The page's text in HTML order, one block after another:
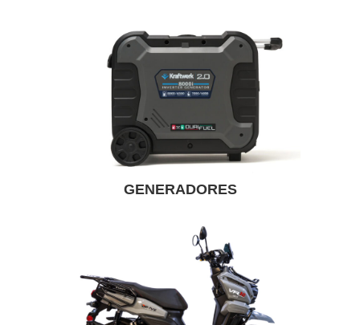
GENERADORES